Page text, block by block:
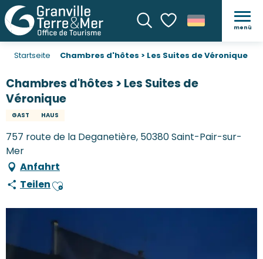
SucheVoir les favoris
menü
Startseite Chambres d'hôtes > Les Suites de Véronique
Chambres d'hôtes > Les Suites de
Véronique
GAST HAUS
757 route de la Deganetière, 50380 Saint-Pair-sur-
Mer
Anfahrt
TeilenAjouter aux favoris